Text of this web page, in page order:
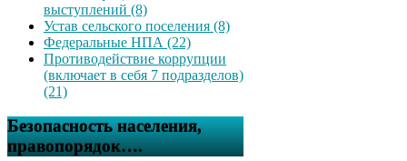
выступлений (8)
Устав сельского поселения (8)
Федеральные НПА (22)
Противодействие коррупции
(включает в себя 7 подразделов)
(21)
Безопасность населения,
правопорядок….